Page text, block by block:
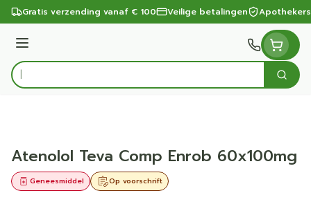
Ga naar de inhoud
Gratis verzending vanaf € 100 Veilige betalingen
Menu
Product, merk, categorie...
Zoek
Atenolol Teva Comp Enrob 60x100mg
Op voorschrift
Geneesmiddel